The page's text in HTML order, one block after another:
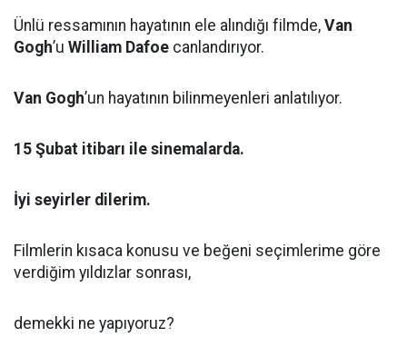
Ünlü ressamının hayatının ele alındığı filmde, Van
Gogh’u William Dafoe canlandırıyor.
Van Gogh’un hayatının bilinmeyenleri anlatılıyor.
15 Şubat itibarı ile sinemalarda.
İyi seyirler dilerim.
Filmlerin kısaca konusu ve beğeni seçimlerime göre
verdiğim yıldızlar sonrası,
demekki ne yapıyoruz?